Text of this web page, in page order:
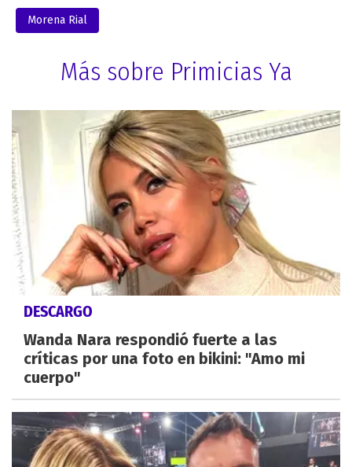
Morena Rial
Más sobre Primicias Ya
DESCARGO
Wanda Nara respondió fuerte a las
críticas por una foto en bikini: "Amo mi
cuerpo"